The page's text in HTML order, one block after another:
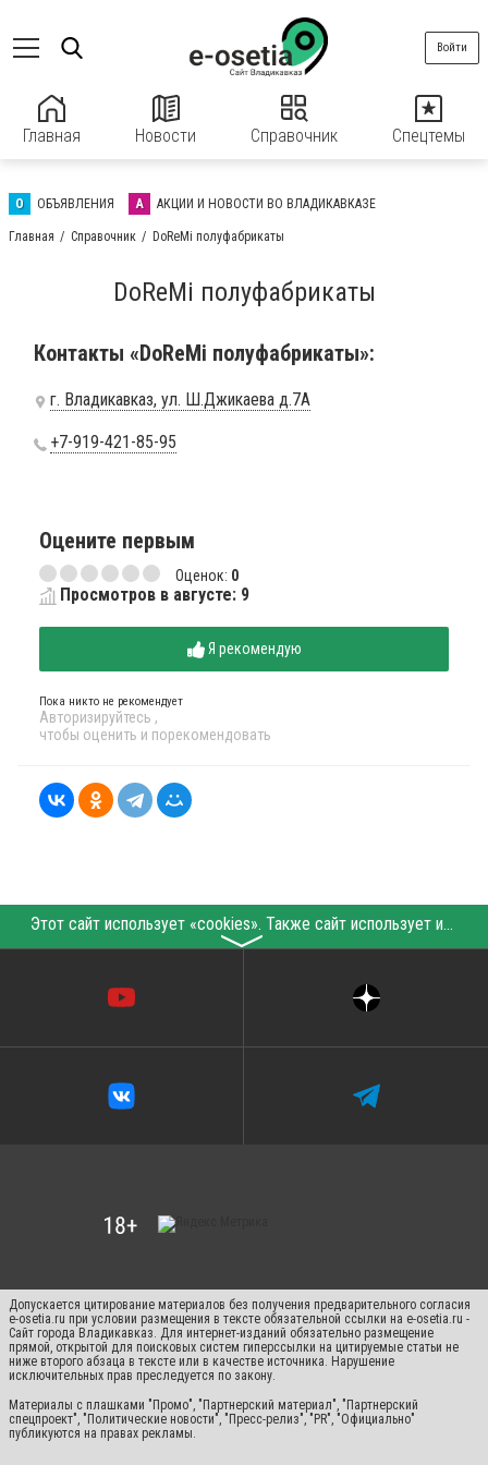
Главная Новости Справочник Спецтемы
Войти
О ОБЪЯВЛЕНИЯ А АКЦИИ И НОВОСТИ ВО ВЛАДИКАВКАЗЕ
Главная Справочник DoReMi полуфабрикаты
DoReMi полуфабрикаты
Контакты «DoReMi полуфабрикаты»:
г. Владикавказ, ул. Ш.Джикаева д.7А
+7-919-421-85-95
Оцените первым
Оценок: 0
Просмотров в августе: 9
Я рекомендую
Пока никто не рекомендует
Авторизируйтесь ,
чтобы оценить и порекомендовать
Этот сайт использует «cookies». Также сайт использует интернет-сервис для сбора технических данных касательно посетителей с целью получения маркетинговой и статистической информации. Условия обработки данных посетителей сайта см.
〉
Допускается цитирование материалов без получения предварительного согласия
e-osetia.ru при условии размещения в тексте обязательной ссылки на e-osetia.ru -
Сайт города Владикавказ. Для интернет-изданий обязательно размещение
прямой, открытой для поисковых систем гиперссылки на цитируемые статьи не
ниже второго абзаца в тексте или в качестве источника. Нарушение
исключительных прав преследуется по закону.
Материалы с плашками "Промо", "Партнерский материал", "Партнерский
спецпроект", "Политические новости", "Пресс-релиз", "PR", "Официально"
публикуются на правах рекламы.